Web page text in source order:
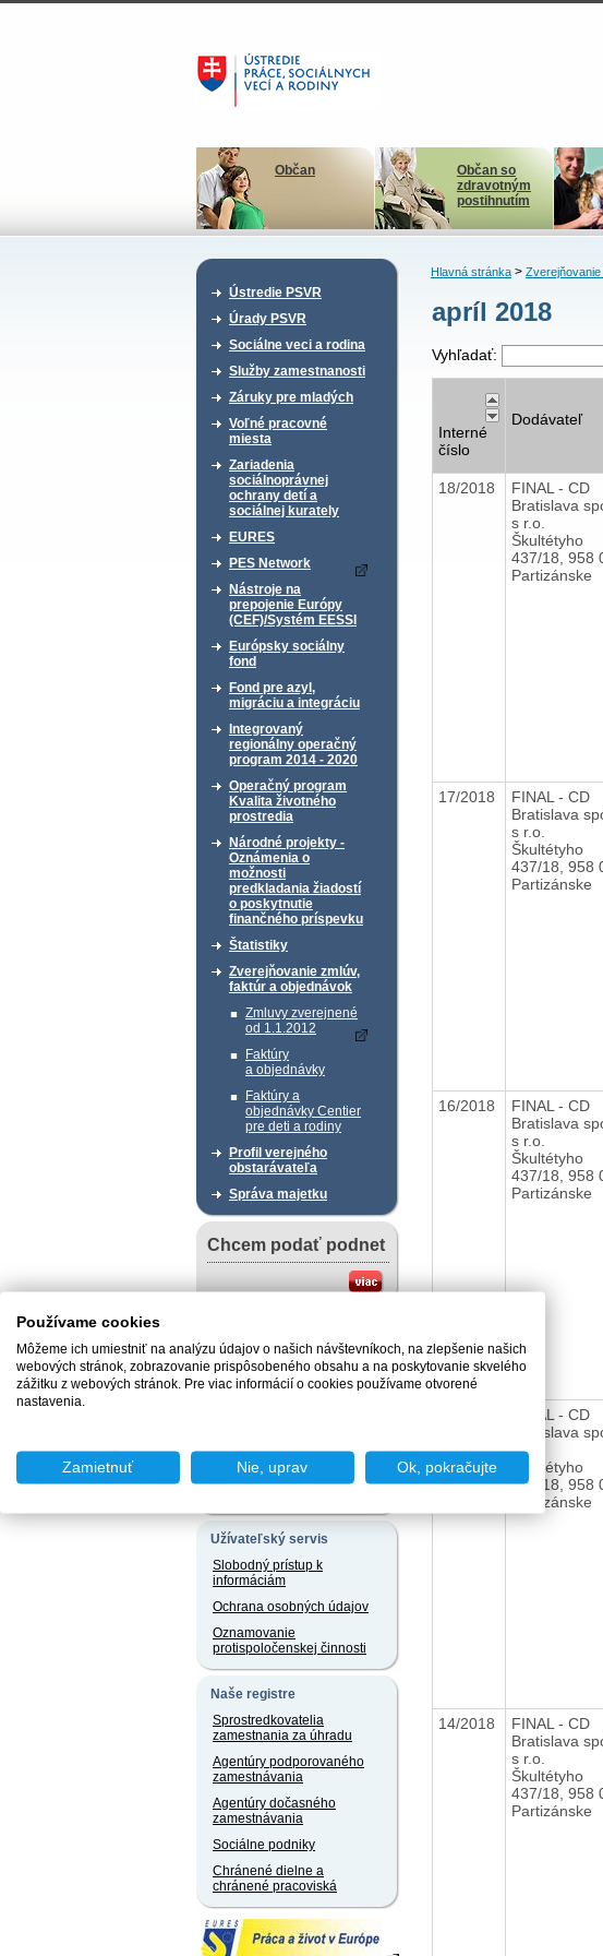
Občan
Občan so
zdravotným
postihnutím
Ústredie PSVR
Úrady PSVR
Sociálne veci a rodina
Služby zamestnanosti
Záruky pre mladých
Voľné pracovné
miesta
Zariadenia
sociálnoprávnej
ochrany detí a
sociálnej kurately
EURES
PES Network
Nástroje na
prepojenie Európy
(CEF)/Systém EESSI
Európsky sociálny
fond
Fond pre azyl,
migráciu a integráciu
Integrovaný
regionálny operačný
program 2014 - 2020
Operačný program
Kvalita životného
prostredia
Národné projekty -
Oznámenia o
možnosti
predkladania žiadostí
o poskytnutie
finančného príspevku
Štatistiky
Zverejňovanie zmlúv,
faktúr a objednávok
Zmluvy zverejnené
od 1.1.2012
Faktúry
a objednávky
Faktúry a
objednávky Centier
pre deti a rodiny
Profil verejného
obstarávateľa
Správa majetku
Chcem podať podnet
Vzory žiadostí v slovenskom
jazyku a iných jazykoch
Užívateľský servis
Slobodný prístup k
informáciám
Ochrana osobných údajov
Oznamovanie
protispoločenskej činnosti
Naše registre
Sprostredkovatelia
zamestnania za úhradu
Agentúry podporovaného
zamestnávania
Agentúry dočasného
zamestnávania
Sociálne podniky
Chránené dielne a
chránené pracoviská
Hlavná stránka>
apríl 2018
Vyhľadať:
Interné
číslo
Dodávateľ
18/2018
FINAL - CD
Bratislava
s r.o.
Škultétyho
437/18, 958
Partizánske
17/2018
FINAL - CD
Bratislava
s r.o.
Škultétyho
437/18, 958
Partizánske
16/2018
FINAL - CD
Bratislava
s r.o.
Škultétyho
437/18, 958
Partizánske
FINAL - CD
Bratislava
s r.o.
Škultétyho
437/18, 958
Partizánske
14/2018
FINAL - CD
Bratislava
s r.o.
Škultétyho
437/18, 958
Partizánske
Používame cookies
Môžeme ich umiestniť na analýzu údajov o našich návštevníkoch, na zlepšenie našich
webových stránok, zobrazovanie prispôsobeného obsahu a na poskytovanie skvelého
zážitku z webových stránok. Pre viac informácií o cookies používame otvorené
nastavenia.
Zamietnuť Nie, uprav Ok, pokračujte